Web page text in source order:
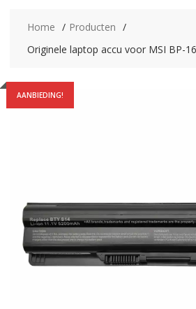
Home
Producten
Originele laptop accu voor MSI BP-
AANBIEDING!